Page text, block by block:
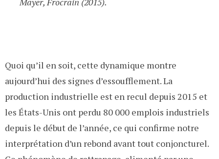
Quoi qu’il en soit, cette dynamique montre
aujourd’hui des signes d’essoufflement. La
production industrielle est en recul depuis 2015 et
les États-Unis ont perdu 80 000 emplois industriels
depuis le début de l’année, ce qui confirme notre
interprétation d’un rebond avant tout conjoncturel.